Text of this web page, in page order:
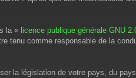
la « licence publique générale GNU
tenu comme responsable de la
la législation de votre pays, du